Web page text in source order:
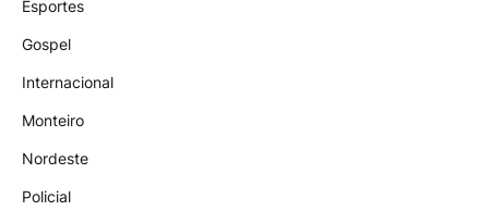
Esportes
Gospel
Internacional
Monteiro
Nordeste
Policial